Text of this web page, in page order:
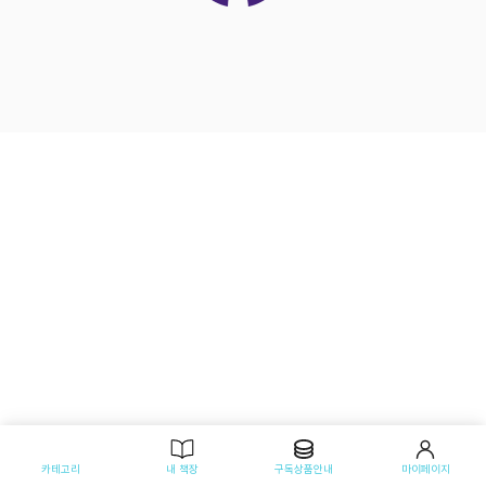
카테고리 내 책장 구독상품안내 마이페이지